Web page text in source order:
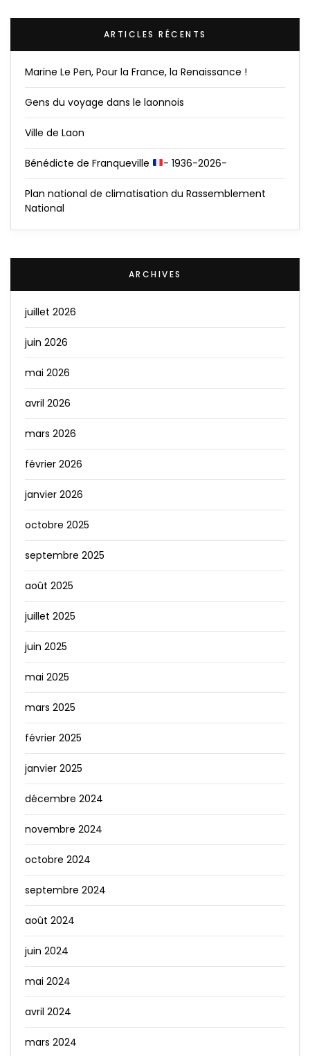
ARTICLES RÉCENTS
Marine Le Pen, Pour la France, la Renaissance !
Gens du voyage dans le laonnois
Ville de Laon
Bénédicte de Franqueville - 1936-2026-
Plan national de climatisation du Rassemblement
National
ARCHIVES
juillet 2026
juin 2026
mai 2026
avril 2026
mars 2026
février 2026
janvier 2026
octobre 2025
septembre 2025
août 2025
juillet 2025
juin 2025
mai 2025
mars 2025
février 2025
janvier 2025
décembre 2024
novembre 2024
octobre 2024
septembre 2024
août 2024
juin 2024
mai 2024
avril 2024
mars 2024